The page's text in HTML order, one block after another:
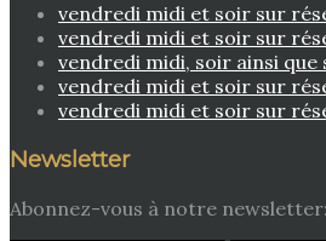
vendredi midi et soir sur
vendredi midi et soir sur
vendredi midi, soir ainsi
vendredi midi et soir sur
vendredi midi et soir sur
Newsletter
Abonnez-vous à notre newsletter: